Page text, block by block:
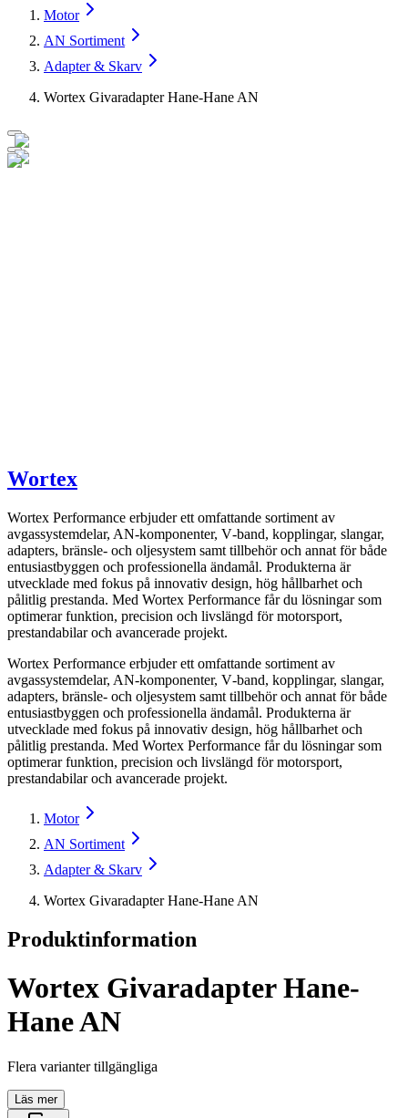
Motor
AN Sortiment
Adapter & Skarv
Wortex Givaradapter Hane-Hane AN
Wortex
Wortex Performance erbjuder ett omfattande sortiment av
avgassystemdelar, AN-komponenter, V‑band, kopplingar, slangar,
adapters, bränsle- och oljesystem samt tillbehör och annat för både
entusiastbyggen och professionella ändamål. Produkterna är
utvecklade med fokus på innovativ design, hög hållbarhet och
pålitlig prestanda. Med Wortex Performance får du lösningar som
optimerar funktion, precision och livslängd för motorsport,
prestandabilar och avancerade projekt.
Wortex Performance erbjuder ett omfattande sortiment av
avgassystemdelar, AN-komponenter, V‑band, kopplingar, slangar,
adapters, bränsle- och oljesystem samt tillbehör och annat för både
entusiastbyggen och professionella ändamål. Produkterna är
utvecklade med fokus på innovativ design, hög hållbarhet och
pålitlig prestanda. Med Wortex Performance får du lösningar som
optimerar funktion, precision och livslängd för motorsport,
prestandabilar och avancerade projekt.
Motor
AN Sortiment
Adapter & Skarv
Wortex Givaradapter Hane-Hane AN
Produktinformation
Wortex Givaradapter Hane-
Hane AN
Flera varianter tillgängliga
Läs mer